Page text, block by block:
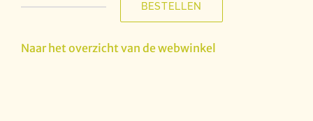
-
BESTELLEN
Naar het overzicht van de webwinkel